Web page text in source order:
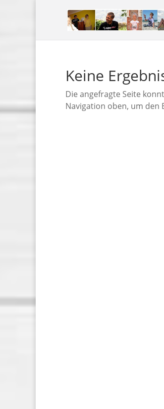
Keine
Die angefragte Seite
Navigation oben, um den